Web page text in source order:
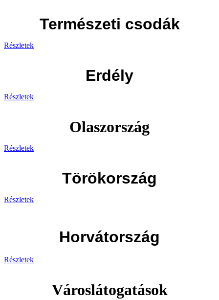
Természeti csodák
Részletek
Erdély
Részletek
Olaszország
Részletek
Törökország
Részletek
Horvátország
Részletek
Városlátogatások